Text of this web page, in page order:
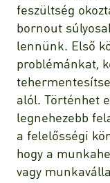
feszültség
bornout
lennünk. Első
problémánkat,
alól. Történhet
legnehezebb
a felelősségi
hogy a
vagy